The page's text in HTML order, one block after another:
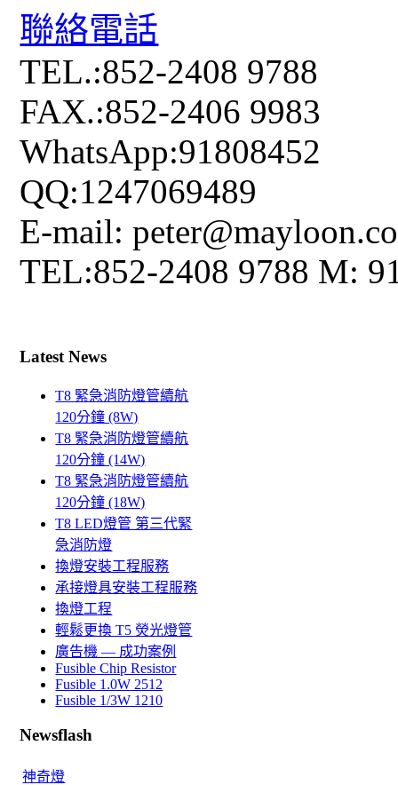
聯絡電話
TEL.:852-2408 9788
FAX.:852-2406 9983
WhatsApp:91808452
QQ:1247069489
E-mail:
TEL:852-2408 9788 M:
Latest News
T8 緊急消防燈管續航
120分鐘 (8W)
T8 緊急消防燈管續航
120分鐘 (14W)
T8 緊急消防燈管續航
120分鐘 (18W)
T8 LED燈管 第三代緊
急消防燈
換燈安裝工程服務
承接燈具安裝工程服務
換燈工程
輕鬆更換 T5 熒光燈管
廣告機 — 成功案例
Fusible Chip Resistor
Fusible 1.0W 2512
Fusible 1/3W 1210
Newsflash
神奇燈